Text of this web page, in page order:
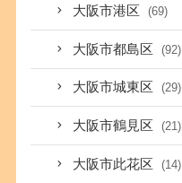
大阪市港区 (69)
大阪市都島区 (92)
大阪市城東区 (29)
大阪市鶴見区 (21)
大阪市此花区 (14)